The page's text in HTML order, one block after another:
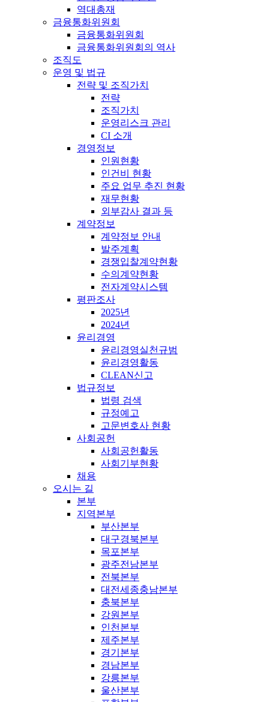
역대총재
금융통화위원회
금융통화위원회
금융통화위원회의 역사
조직도
운영 및 법규
전략 및 조직가치
전략
조직가치
운영리스크 관리
CI 소개
경영정보
인원현황
인건비 현황
주요 업무 추진 현황
재무현황
외부감사 결과 등
계약정보
계약정보 안내
발주계획
경쟁입찰계약현황
수의계약현황
전자계약시스템
평판조사
2025년
2024년
윤리경영
윤리경영실천규범
윤리경영활동
CLEAN신고
법규정보
법령 검색
규정예고
고문변호사 현황
사회공헌
사회공헌활동
사회기부현황
채용
오시는 길
본부
지역본부
부산본부
대구경북본부
목포본부
광주전남본부
전북본부
대전세종충남본부
충북본부
강원본부
인천본부
제주본부
경기본부
경남본부
강릉본부
울산본부